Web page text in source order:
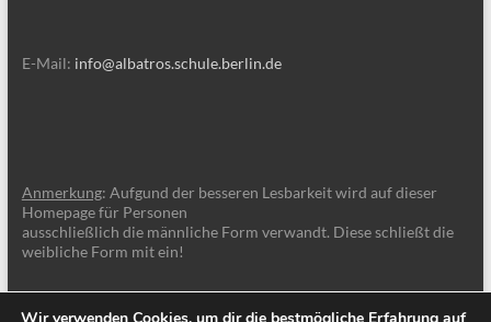
E-Mail: info@albatros.schule.berlin.de
Anmerkung: Aufgund der besseren Lesbarkeit wird auf dieser
Homepage für Personen
ausschließlich die männliche Form verwandt. Diese schließt die
weibliche Form mit ein!